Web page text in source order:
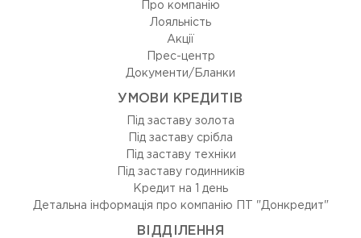
Про компанію
Лояльність
Акції
Прес-центр
Документи/Бланки
УМОВИ КРЕДИТІВ
Під заставу золота
Під заставу срібла
Під заставу техніки
Під заставу годинників
Кредит на 1 день
Детальна інформація про компанію ПТ "Донкредит"
ВIДДIЛЕННЯ